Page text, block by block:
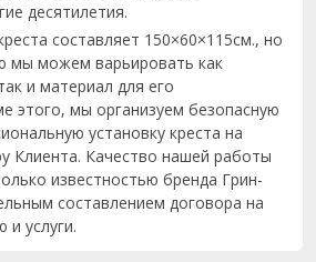
десятилетия.
составляет 150×60×115см., но
мы можем варьировать как
и материал для его
этого, мы организуем безопасную
установку креста на
Клиента. Качество нашей работы
известностью бренда Грин-
составлением договора на
услуги.